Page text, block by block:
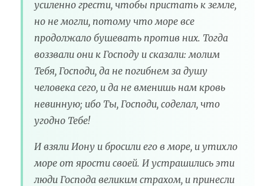
усиленно грести, чтобы пристать к земле,
но не могли, потому что море все
продолжало бушевать против них. Тогда
воззвали они к Господу и сказали: молим
Тебя, Господи, да не погибнем за душу
человека сего, и да не вменишь нам кровь
невинную; ибо Ты, Господи, соделал, что
угодно Тебе!
И взяли Иону и бросили его в море, и утихло
море от ярости своей. И устрашились эти
люди Господа великим страхом, и принесли